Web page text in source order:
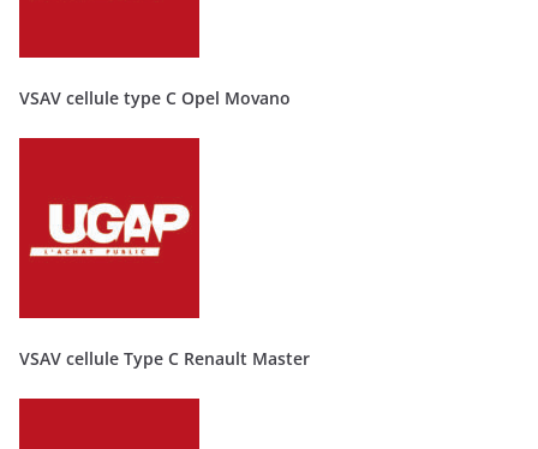
VSAV cellule type C Opel Movano
VSAV cellule Type C Renault Master